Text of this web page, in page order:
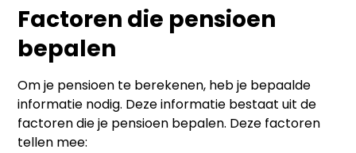
Factoren die pensioen
bepalen
Om je pensioen te berekenen, heb je bepaalde
informatie nodig. Deze informatie bestaat uit de
factoren die je pensioen bepalen. Deze factoren
tellen mee: